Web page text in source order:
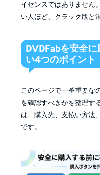
イセンスではありません
い人ほど、クラック版と
DVDFabを安全
い4つのポイント
このページで一番重要な
を確認すべきかを整理す
は、購入先、支払い方法
です。